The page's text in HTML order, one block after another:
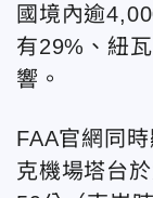
國境內逾
有29%、紐
響。
FAA官網同
克機場塔台